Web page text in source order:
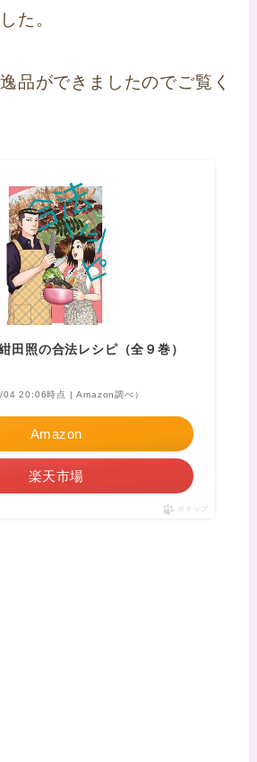
た。
品ができましたのでご覧く
田照の合法レシピ（全９巻）
04 20:06時点 | Amazon調べ）
Amazon
楽天市場
ポチップ